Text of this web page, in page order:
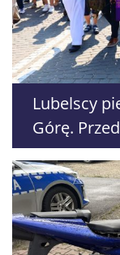
Lubelscy
Górę.
wędrówki